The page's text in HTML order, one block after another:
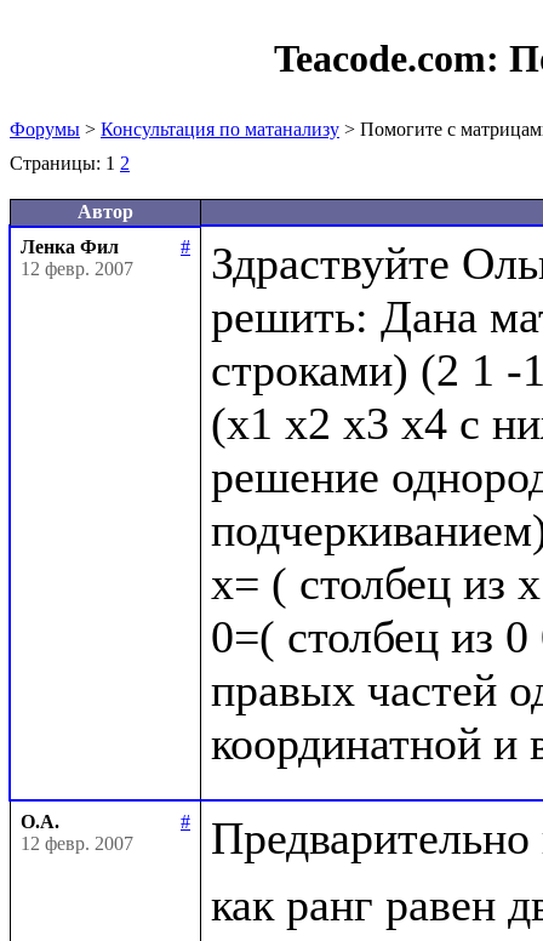
Teacode.com:
Форумы > Консультация по матанализу > Помогите с
Страницы: 1 2
Автор
Ленка Фил
#
12 февр. 2007
Здраствуйте
решить: Дана
строками) (2 1 -
(х1 х2 х3 х4 с
решение
х= ( столбец из
0=( столбец из
правых частей
О.А.
#
12 февр. 2007
как ранг равен